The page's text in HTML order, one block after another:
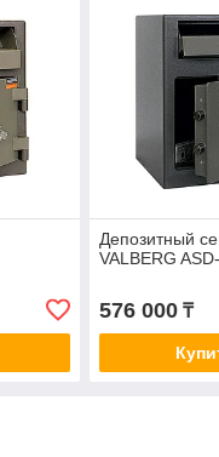
Депозитный
VALBERG
576 000₸